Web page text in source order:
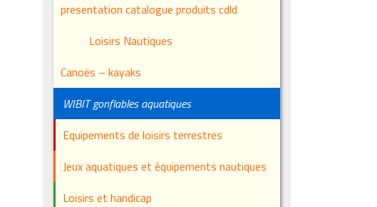
presentation catalogue produits cdld
Loisirs Nautiques
Canoës – kayaks
WIBIT gonflables aquatiques
Equipements de loisirs terrestres
Jeux aquatiques et équipements nautiques
Loisirs et handicap